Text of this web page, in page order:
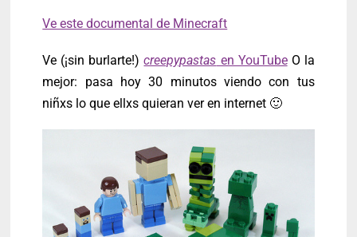
Ve este documental de Minecraft
Ve (¡sin burlarte!)creepypastas en YouTubeO la
mejor: pasa hoy 30 minutos viendo con tus
niñxs lo que ellxs quieran ver en internet 🙂